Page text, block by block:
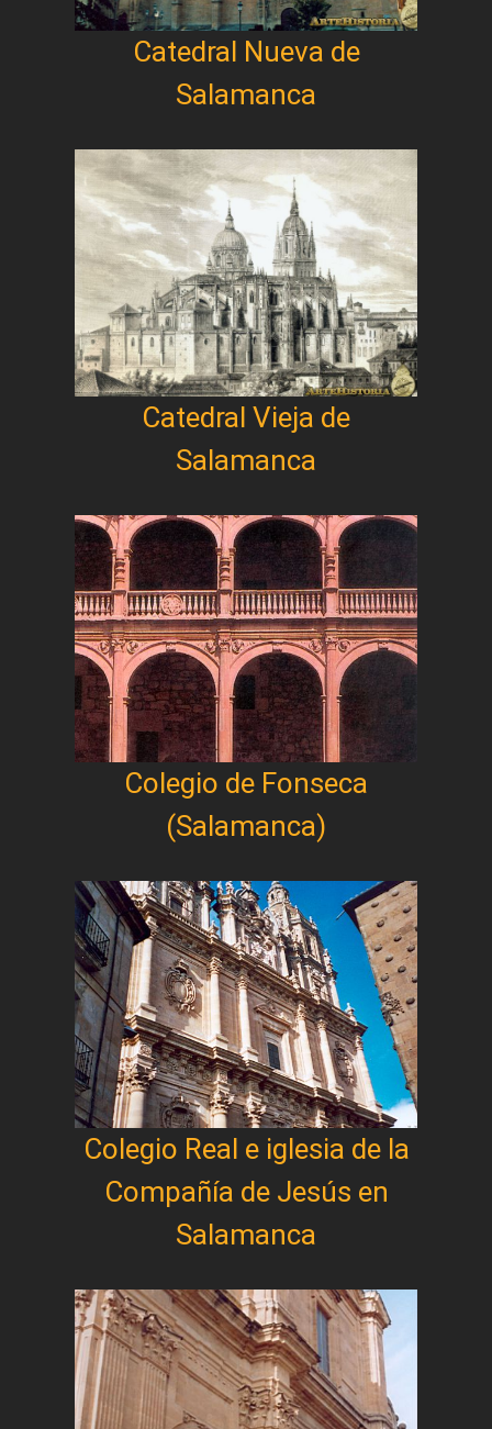
Catedral Nueva de
Salamanca
Catedral Vieja de
Salamanca
Colegio de Fonseca
(Salamanca)
Colegio Real e iglesia de la
Compañía de Jesús en
Salamanca